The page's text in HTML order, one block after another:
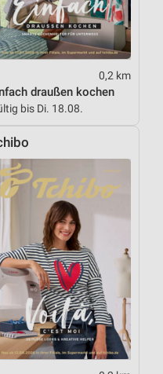
0,2 km
draußen kochen
bis Di. 18.08.